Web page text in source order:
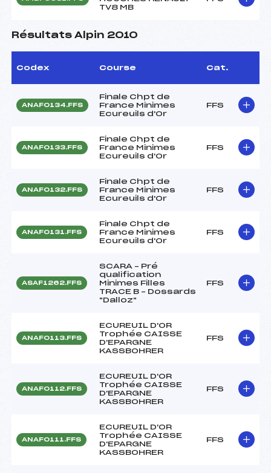
TV8 MB
Résultats Alpin 2010
Codex Course Cat.
ANAF0134.FFS
Finale Chpt de
France Minimes
Ecureuils d'Or
FFS
ANAF0133.FFS
Finale Chpt de
France Minimes
Ecureuils d'Or
FFS
ANAF0132.FFS
Finale Chpt de
France Minimes
Ecureuils d'Or
FFS
ANAF0131.FFS
Finale Chpt de
France Minimes
Ecureuils d'Or
FFS
ASAF1262.FFS
SCARA – Pré
qualification
Minimes Filles
TRACE B – Dossards
"Dalloz"
FFS
ANAF0113.FFS
ECUREUIL D'OR
Trophée CAISSE
D'EPARGNE
KASSBOHRER
FFS
ANAF0112.FFS
ECUREUIL D'OR
Trophée CAISSE
D'EPARGNE
KASSBOHRER
FFS
ANAF0111.FFS
ECUREUIL D'OR
Trophée CAISSE
D'EPARGNE
KASSBOHRER
FFS